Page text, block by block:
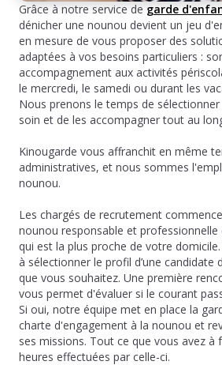
Grâce à notre service de garde
dénicher une nounou devient un jeu
en mesure de vous proposer des
adaptées à vos besoins particuliers :
accompagnement aux activités
le mercredi, le samedi ou durant les
Nous prenons le temps de
soin et de les accompagner tout au
Kinougarde vous affranchit en même
administratives, et nous sommes
nounou.
Les chargés de recrutement
nounou responsable et professionnelle
qui est la plus proche de votre
à sélectionner le profil d’une candidate
que vous souhaitez. Une première
vous permet d'évaluer si le courant
Si oui, notre équipe met en place la
charte d'engagement à la nounou et
ses missions. Tout ce que vous avez à
heures effectuées par celle-ci.